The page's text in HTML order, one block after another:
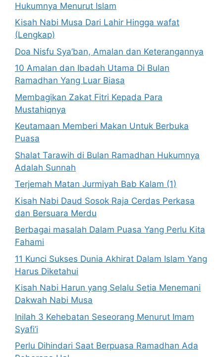
Hukumnya Menurut Islam
Kisah Nabi Musa Dari Lahir Hingga wafat
(Lengkap)
Doa Nisfu Sya’ban, Amalan dan Keterangannya
10 Amalan dan Ibadah Utama Di Bulan
Ramadhan Yang Luar Biasa
Membagikan Zakat Fitri Kepada Para
Mustahiqnya
Keutamaan Memberi Makan Untuk Berbuka
Puasa
Shalat Tarawih di Bulan Ramadhan Hukumnya
Adalah Sunnah
Terjemah Matan Jurmiyah Bab Kalam (1)
Kisah Nabi Daud Sosok Raja Cerdas Perkasa
dan Bersuara Merdu
Berbagai masalah Dalam Puasa Yang Perlu Kita
Fahami
11 Kunci Sukses Dunia Akhirat Dalam Islam Yang
Harus Diketahui
Kisah Nabi Harun yang Selalu Setia Menemani
Dakwah Nabi Musa
Inilah 3 Kehebatan Seseorang Menurut Imam
Syafi’i
Perlu Dihindari Saat Berpuasa Ramadhan Ada